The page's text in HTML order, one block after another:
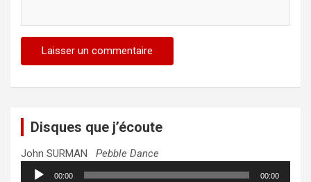
Disques que j’écoute
John SURMAN Pebble Dance
Lecteur
00:00 00:00